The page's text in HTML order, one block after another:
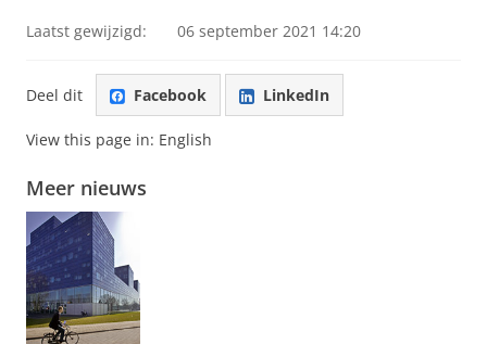
Laatst gewijzigd: 06 september 2021 14:20
Deel dit Facebook LinkedIn
View this page in: English
Meer nieuws